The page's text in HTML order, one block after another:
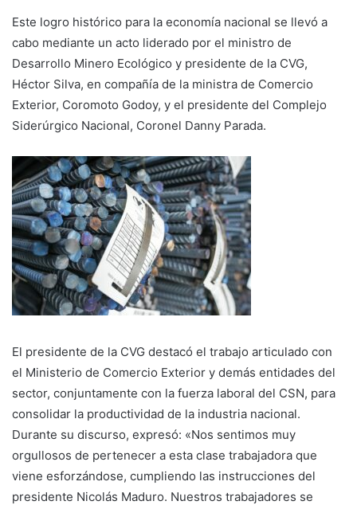
Este logro histórico para la economía nacional se llevó a
cabo mediante un acto liderado por el ministro de
Desarrollo Minero Ecológico y presidente de la CVG,
Héctor Silva, en compañía de la ministra de Comercio
Exterior, Coromoto Godoy, y el presidente del Complejo
Siderúrgico Nacional, Coronel Danny Parada.
El presidente de la CVG destacó el trabajo articulado con
el Ministerio de Comercio Exterior y demás entidades del
sector, conjuntamente con la fuerza laboral del CSN, para
consolidar la productividad de la industria nacional.
Durante su discurso, expresó: «Nos sentimos muy
orgullosos de pertenecer a esta clase trabajadora que
viene esforzándose, cumpliendo las instrucciones del
presidente Nicolás Maduro. Nuestros trabajadores se